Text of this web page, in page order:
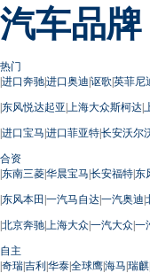
汽车品牌
热门
|进口奔驰|进口奥迪|讴歌|英菲尼
|东风悦达起亚| 上海大众斯柯达|
|进口宝马|进口菲亚特|长安沃尔
合资
|东南三菱|华晨宝马|长安福特|东
|东风本田 |一汽马自达|一汽奥迪|
|北京奔驰| 上海大众|一汽大众|一
自主
|奇瑞|吉利|华泰|全球鹰|海马|瑞麒